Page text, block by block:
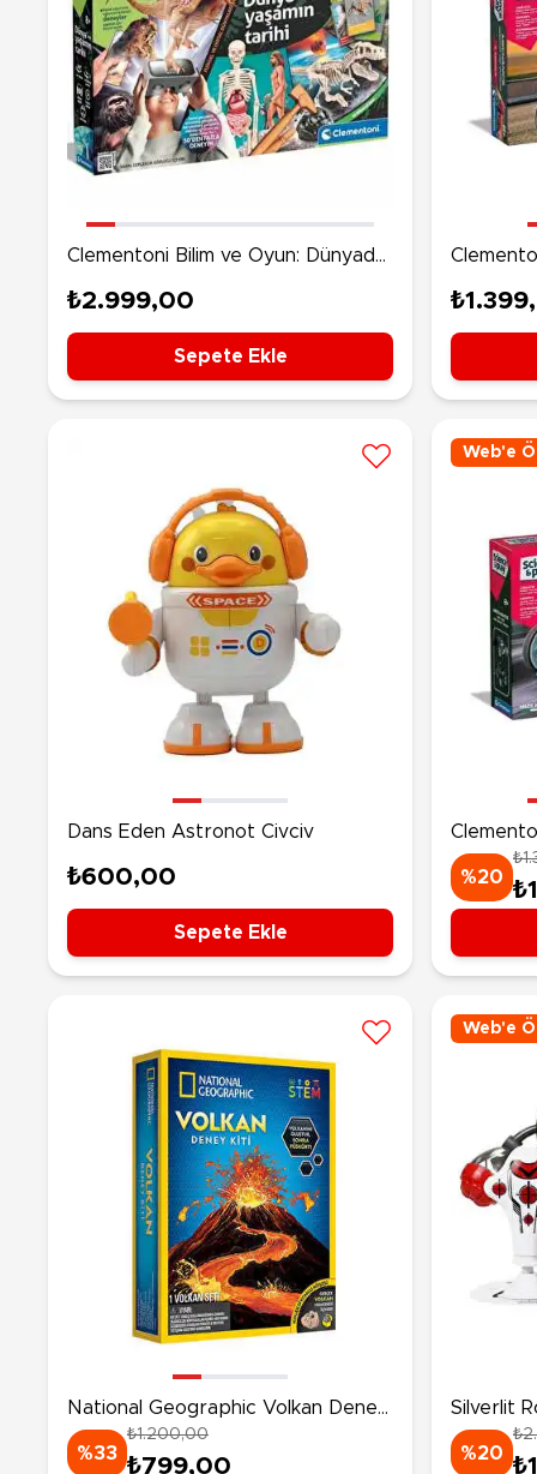
Clementoni Bilim ve Oyun: Dünyada
₺2.999,00
Sepete Ekle
Dans Eden Astronot Civciv
₺600,00
Sepete Ekle
Web'e
and
%20
National Geographic Volkan Deney
Kiti
%33
₺1.200,00
₺799,00
Web'e
Silverlit
%20